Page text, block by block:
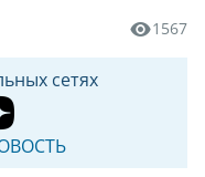
1567
сетях